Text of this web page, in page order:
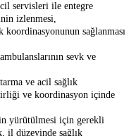
servisleri ile entegre
izlenmesi,
sağlanması
sevk ve
ve acil sağlık
ve koordinasyon içinde
yürütülmesi için gerekli
il düzeyinde sağlık